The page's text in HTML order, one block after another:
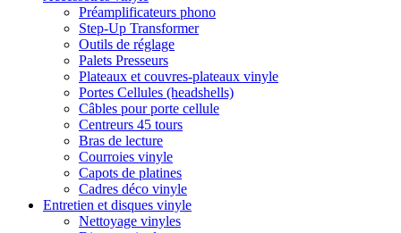
Préamplificateurs phono
Step-Up Transformer
Outils de réglage
Palets Presseurs
Plateaux et couvres-plateaux vinyle
Portes Cellules (headshells)
Câbles pour porte cellule
Centreurs 45 tours
Bras de lecture
Courroies vinyle
Capots de platines
Cadres déco vinyle
Entretien et disques vinyle
Nettoyage vinyles